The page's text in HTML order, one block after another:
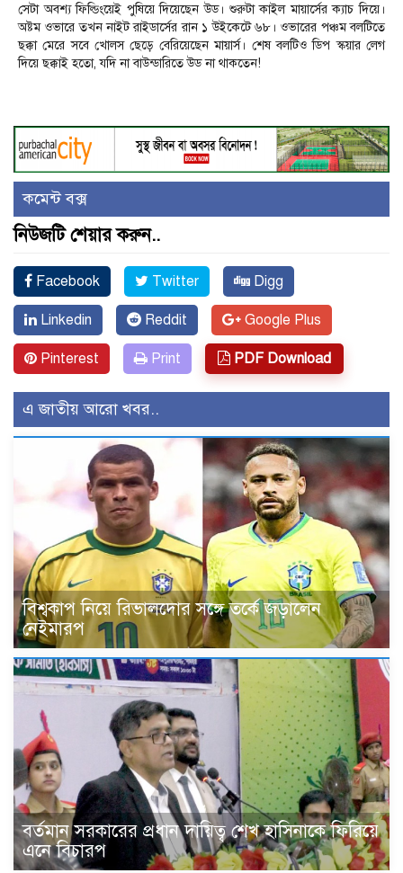
সেটা অবশ্য ফিল্ডিংয়েই পুষিয়ে দিয়েছেন উড। শুরুটা কাইল মায়ার্সের ক্যাচ দিয়ে।
অষ্টম ওভারে তখন নাইট রাইডার্সের রান ১ উইকেটে ৬৮। ওভারের পঞ্চম বলটিতে
ছক্কা মেরে সবে খোলস ছেড়ে বেরিয়েছেন মায়ার্স। শেষ বলটিও ডিপ স্কয়ার লেগ
দিয়ে ছক্কাই হতো, যদি না বাউন্ডারিতে উড না থাকতেন!
কমেন্ট বক্স
নিউজটি শেয়ার করুন..
Facebook Twitter Digg
Linkedin Reddit Google Plus
Pinterest Print PDF Download
এ জাতীয় আরো খবর..
বিশ্বকাপ নিয়ে রিভালদোর সঙ্গে তর্কে জড়ালেন
নেইমারপ
বর্তমান সরকারের প্রধান দায়িত্ব শেখ হাসিনাকে ফিরিয়ে
এনে বিচারপ